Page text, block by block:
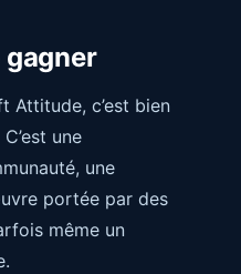
gagner
Attitude, c’est bien
une
une
portée par des
même un